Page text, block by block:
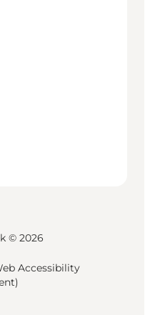
© 2026
Accessibility